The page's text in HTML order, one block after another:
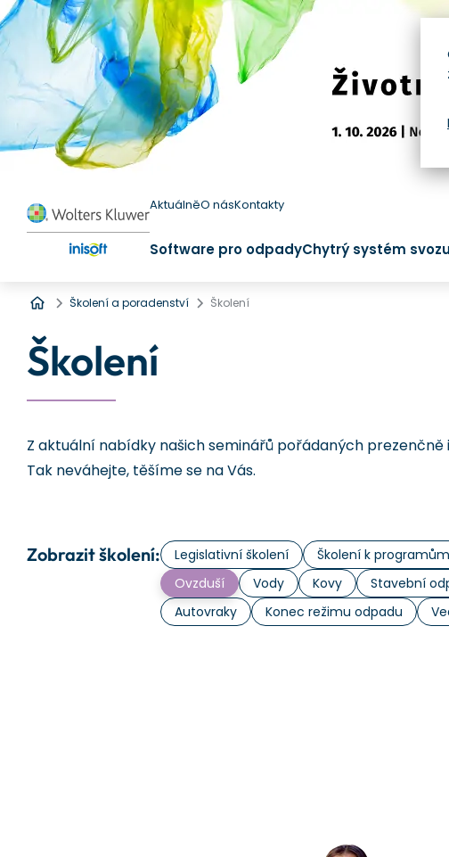
AktuálněO násKontakty
Software pro odpadyChytrý systém svozu
Úvod
Školení a poradenství Školení
Školení
Z aktuální nabídky našich seminářů pořádaných prezenčně
Tak neváhejte, těšíme se na Vás.
Zobrazit školení: Legislativní školení Školení k programům
Ovzduší
Vody Kovy Stavební
Autovraky
Konec režimu odpadu